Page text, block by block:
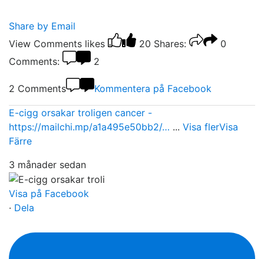
Share by Email
View Comments likes 20 Shares:
0
Comments:
2
2 Comments Kommentera på Facebook
E-cigg orsakar troligen cancer -
https://mailchi.mp/a1a495e50bb2/… ... Visa flerVisa
Färre
3 månader sedan
Visa på Facebook
· Dela